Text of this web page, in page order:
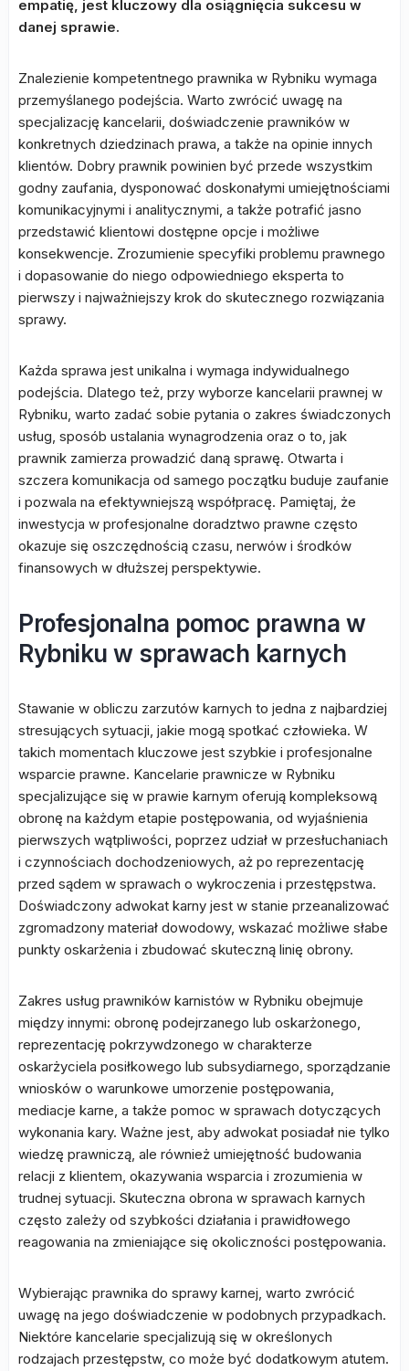
empatię, jest kluczowy dla osiągnięcia sukcesu w
danej sprawie.
Znalezienie kompetentnego prawnika w Rybniku wymaga
przemyślanego podejścia. Warto zwrócić uwagę na
specjalizację kancelarii, doświadczenie prawników w
konkretnych dziedzinach prawa, a także na opinie innych
klientów. Dobry prawnik powinien być przede wszystkim
godny zaufania, dysponować doskonałymi umiejętnościami
komunikacyjnymi i analitycznymi, a także potrafić jasno
przedstawić klientowi dostępne opcje i możliwe
konsekwencje. Zrozumienie specyfiki problemu prawnego
i dopasowanie do niego odpowiedniego eksperta to
pierwszy i najważniejszy krok do skutecznego rozwiązania
sprawy.
Każda sprawa jest unikalna i wymaga indywidualnego
podejścia. Dlatego też, przy wyborze kancelarii prawnej w
Rybniku, warto zadać sobie pytania o zakres świadczonych
usług, sposób ustalania wynagrodzenia oraz o to, jak
prawnik zamierza prowadzić daną sprawę. Otwarta i
szczera komunikacja od samego początku buduje zaufanie
i pozwala na efektywniejszą współpracę. Pamiętaj, że
inwestycja w profesjonalne doradztwo prawne często
okazuje się oszczędnością czasu, nerwów i środków
finansowych w dłuższej perspektywie.
Profesjonalna pomoc prawna w
Rybniku w sprawach karnych
Stawanie w obliczu zarzutów karnych to jedna z najbardziej
stresujących sytuacji, jakie mogą spotkać człowieka. W
takich momentach kluczowe jest szybkie i profesjonalne
wsparcie prawne. Kancelarie prawnicze w Rybniku
specjalizujące się w prawie karnym oferują kompleksową
obronę na każdym etapie postępowania, od wyjaśnienia
pierwszych wątpliwości, poprzez udział w przesłuchaniach
i czynnościach dochodzeniowych, aż po reprezentację
przed sądem w sprawach o wykroczenia i przestępstwa.
Doświadczony adwokat karny jest w stanie przeanalizować
zgromadzony materiał dowodowy, wskazać możliwe słabe
punkty oskarżenia i zbudować skuteczną linię obrony.
Zakres usług prawników karnistów w Rybniku obejmuje
między innymi: obronę podejrzanego lub oskarżonego,
reprezentację pokrzywdzonego w charakterze
oskarżyciela posiłkowego lub subsydiarnego, sporządzanie
wniosków o warunkowe umorzenie postępowania,
mediacje karne, a także pomoc w sprawach dotyczących
wykonania kary. Ważne jest, aby adwokat posiadał nie tylko
wiedzę prawniczą, ale również umiejętność budowania
relacji z klientem, okazywania wsparcia i zrozumienia w
trudnej sytuacji. Skuteczna obrona w sprawach karnych
często zależy od szybkości działania i prawidłowego
reagowania na zmieniające się okoliczności postępowania.
Wybierając prawnika do sprawy karnej, warto zwrócić
uwagę na jego doświadczenie w podobnych przypadkach.
Niektóre kancelarie specjalizują się w określonych
rodzajach przestępstw, co może być dodatkowym atutem.